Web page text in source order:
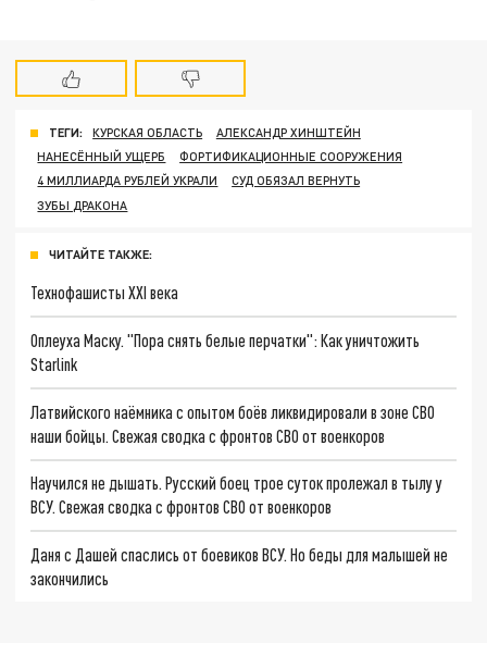
ТЕГИ: КУРСКАЯ ОБЛАСТЬ
АЛЕКСАНДР ХИНШТЕЙН
НАНЕСЁННЫЙ УЩЕРБ
ФОРТИФИКАЦИОННЫЕ СООРУЖЕНИЯ
4 МИЛЛИАРДА РУБЛЕЙ УКРАЛИ
СУД ОБЯЗАЛ ВЕРНУТЬ
ЗУБЫ ДРАКОНА
ЧИТАЙТЕ ТАКЖЕ:
Технофашисты XXI века
Оплеуха Маску. "Пора снять белые перчатки": Как уничтожить
Starlink
Латвийского наёмника с опытом боёв ликвидировали в зоне СВО
наши бойцы. Свежая сводка с фронтов СВО от военкоров
Научился не дышать. Русский боец трое суток пролежал в тылу у
ВСУ. Свежая сводка с фронтов СВО от военкоров
Даня с Дашей спаслись от боевиков ВСУ. Но беды для малышей не
закончились